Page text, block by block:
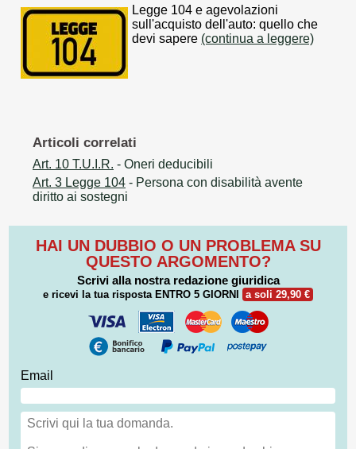
Legge 104 e agevolazioni
sull'acquisto dell'auto: quello che
devi sapere (continua a leggere)
Articoli correlati
Art. 10 T.U.I.R. - Oneri deducibili
Art. 3 Legge 104 - Persona con disabilità avente
diritto ai sostegni
HAI UN DUBBIO O UN PROBLEMA SU
QUESTO ARGOMENTO?
Scrivi alla nostra redazione giuridica
e ricevi la tua risposta ENTRO 5 GIORNI a soli 29,90 €
Email